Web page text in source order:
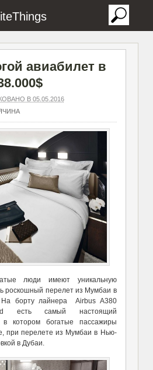
авиабилет в
В 05.05.2016
люди имеют уникальную
роскошный перелет из Мумбаи в
борту лайнера Airbus A380
есть самый настоящий
в котором богатые пассажиры
при перелете из Мумбаи в Нью-
в Дубаи.